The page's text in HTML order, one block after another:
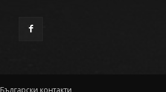
Български контакти